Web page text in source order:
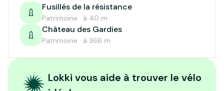
Fusillés de la résistance
Patrimoine · à 40 m
Château des Gardies
Patrimoine · à 366 m
Lokki vous aide à trouver le vélo